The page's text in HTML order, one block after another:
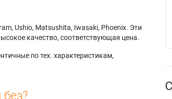
Ushio, Matsushita, Iwasaki, Phoenix. Эти
качество, соответствующая цена.
по тех. характеристикам,